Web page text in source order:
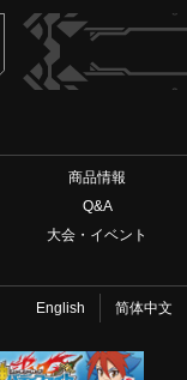
ヴァンガードch
商品情報
Q&A
大会・イベント
English 简体中文